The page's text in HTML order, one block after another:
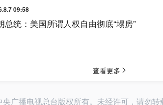
广播电视总台版权所有。未经许可，请勿转